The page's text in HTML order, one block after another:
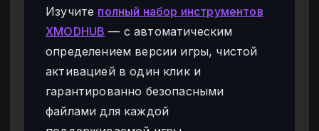
Изучите полный набор инструментов
XMODHUB — с автоматическим
определением версии игры, чистой
активацией в один клик и
гарантированно безопасными
файлами для каждой